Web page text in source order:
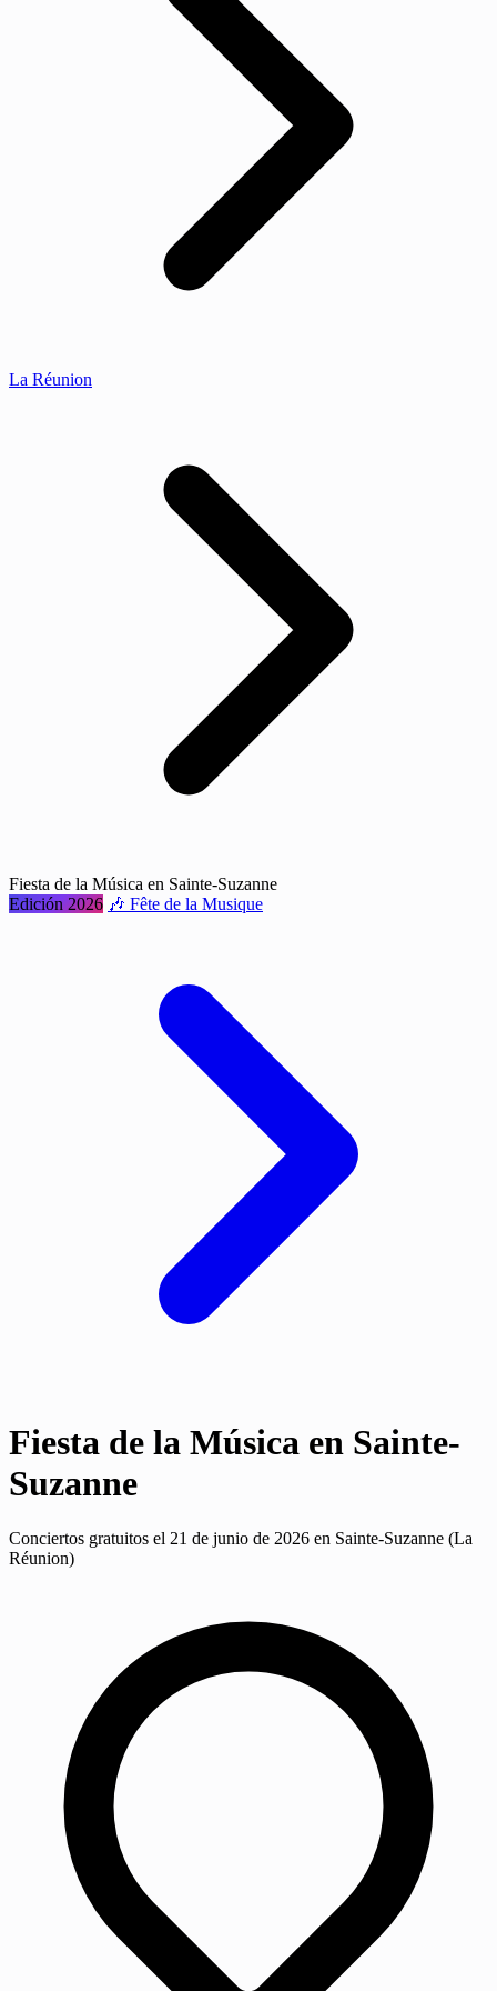
La Réunion
Fiesta de la Música en Sainte-Suzanne
Edición 2026 🎶 Fête de la Musique
Fiesta de la Música en Sainte-
Suzanne
Conciertos gratuitos el 21 de junio de 2026 en Sainte-Suzanne (La
Réunion)